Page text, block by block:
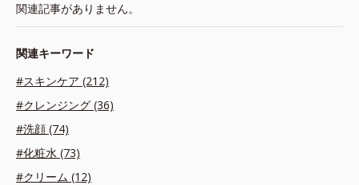
関連記事がありません。
関連キーワード
#スキンケア (212)
#クレンジング (36)
#洗顔 (74)
#化粧水 (73)
#クリーム (12)